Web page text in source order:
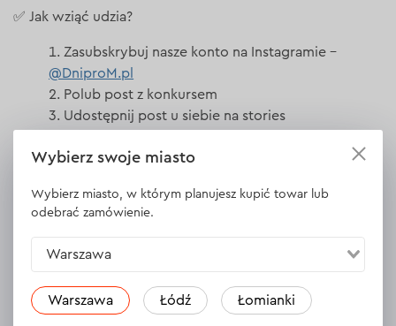
✅ Jak wziąć udzia?
Zasubskrybuj nasze konto na Instagramie –
@DniproM.pl
Polub post z konkursem
Udostępnij post u siebie na stories
znajomych i napisz w jednym zdaniu, dlaczego
już od dawna daje znać, że czas na porządek» albo
🔸Można zostawić wiele komentarzy, ale w losowaniu
🔸 Twój profil musi być publiczny abyśmy mogli
Wybierz swoje miasto
Wybierz miasto, w którym planujesz kupić towar lub
odebrać zamówienie.
Warszawa
Warszawa Łódź Łomianki